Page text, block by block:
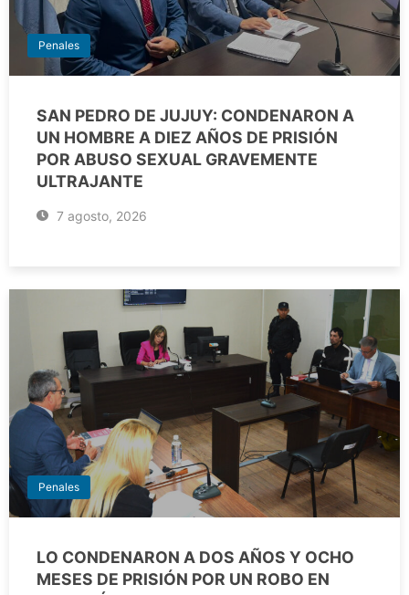
Penales
SAN PEDRO DE JUJUY: CONDENARON A
UN HOMBRE A DIEZ AÑOS DE PRISIÓN
POR ABUSO SEXUAL GRAVEMENTE
ULTRAJANTE
7 agosto, 2026
Penales
LO CONDENARON A DOS AÑOS Y OCHO
MESES DE PRISIÓN POR UN ROBO EN